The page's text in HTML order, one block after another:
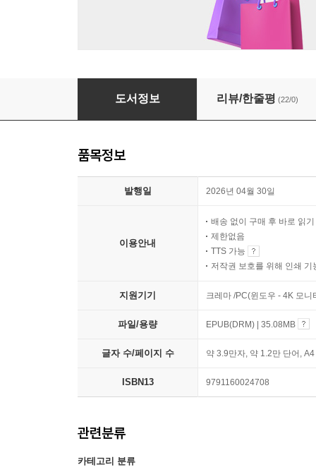
10대를 위한 일론 머스크의 미래 예측 50가지
도서정보 리뷰/한줄평 (22/0)
품목정보
발행일 2026년 04월 30일
이용안내
배송 없이 구매 후 바로 읽기
제한없음
TTS 가능
저작권 보호를 위해 인쇄 기
지원기기 크레마 /PC(윈도우 - 4K 모
파일/용량 EPUB(DRM) | 35.08MB
글자 수/페이지 수 약 3.9만자, 약 1.2만 단어,
ISBN13 9791160024708
관련분류
카테고리 분류